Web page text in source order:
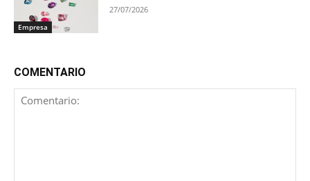
Empresa
27/07/2026
COMENTARIO